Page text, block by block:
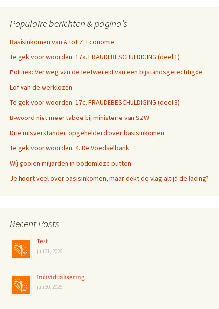
Populaire berichten & pagina’s
Basisinkomen van A tot Z. Economie
Te gek voor woorden. 17a. FRAUDEBESCHULDIGING (deel 1)
Politiek: Ver weg van de leefwereld van een bijstandsgerechtigde
Lof van de werklozen
Te gek voor woorden. 17c. FRAUDEBESCHULDIGING (deel 3)
B-woord niet meer taboe bij ministerie van SZW
Drie misverstanden opgehelderd over basisinkomen
Te gek voor woorden. 4. De Voedselbank
Wíj gooien miljarden in bodemloze putten
Je hoort veel over basisinkomen, maar dekt de vlag altijd de lading?
Recent Posts
Test
juli 31, 2026
Individualisering
juli 30, 2026